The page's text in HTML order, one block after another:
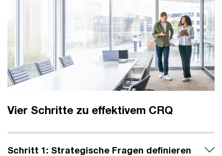
Vier Schritte zu effektivem CRQ
Schritt 1: Strategische Fragen definieren